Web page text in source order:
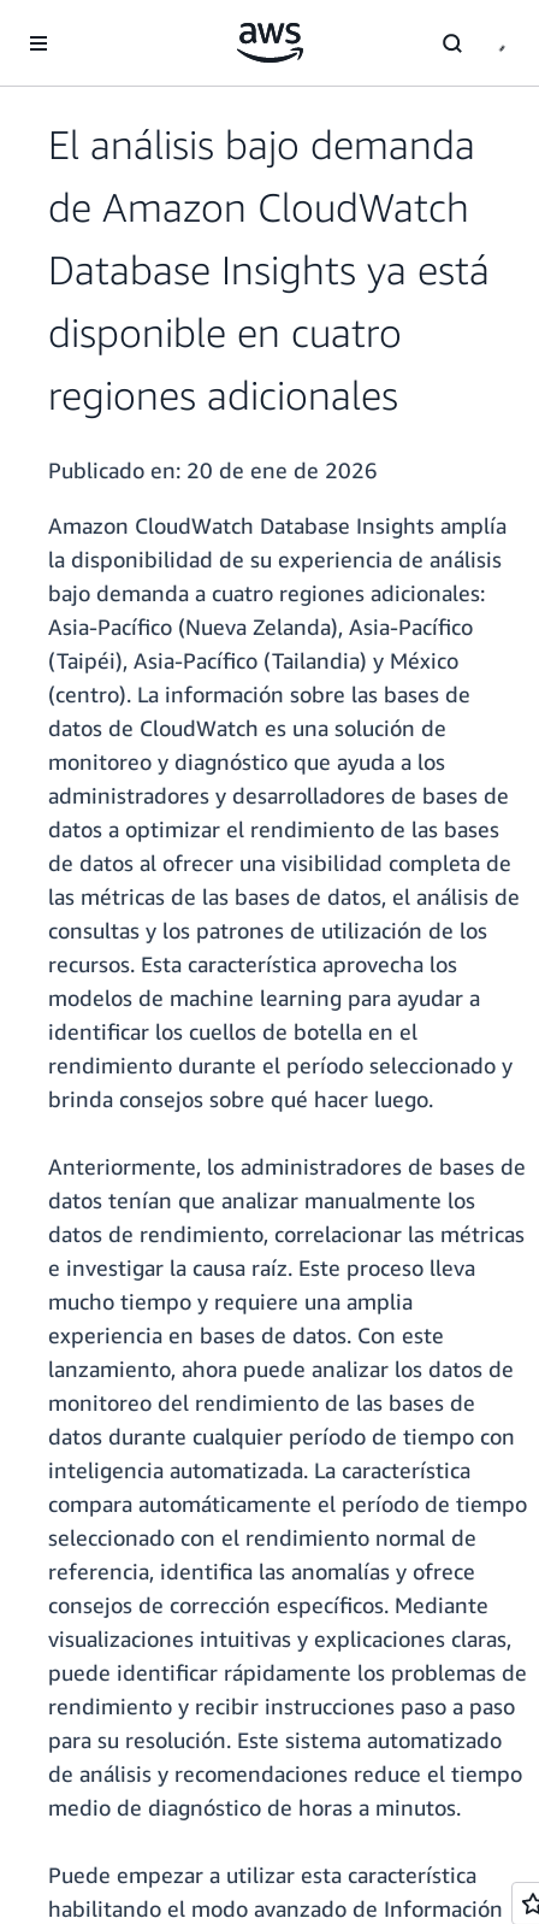
El análisis bajo demanda
de Amazon CloudWatch
Database Insights ya está
disponible en cuatro
regiones adicionales
Publicado en: 20 de ene de 2026
Amazon CloudWatch Database Insights amplía
la disponibilidad de su experiencia de análisis
bajo demanda a cuatro regiones adicionales:
Asia-Pacífico (Nueva Zelanda), Asia-Pacífico
(Taipéi), Asia-Pacífico (Tailandia) y México
(centro). La información sobre las bases de
datos de CloudWatch es una solución de
monitoreo y diagnóstico que ayuda a los
administradores y desarrolladores de bases de
datos a optimizar el rendimiento de las bases
de datos al ofrecer una visibilidad completa de
las métricas de las bases de datos, el análisis de
consultas y los patrones de utilización de los
recursos. Esta característica aprovecha los
modelos de machine learning para ayudar a
identificar los cuellos de botella en el
rendimiento durante el período seleccionado y
brinda consejos sobre qué hacer luego.
Anteriormente, los administradores de bases de
datos tenían que analizar manualmente los
datos de rendimiento, correlacionar las métricas
e investigar la causa raíz. Este proceso lleva
mucho tiempo y requiere una amplia
experiencia en bases de datos. Con este
lanzamiento, ahora puede analizar los datos de
monitoreo del rendimiento de las bases de
datos durante cualquier período de tiempo con
inteligencia automatizada. La característica
compara automáticamente el período de tiempo
seleccionado con el rendimiento normal de
referencia, identifica las anomalías y ofrece
consejos de corrección específicos. Mediante
visualizaciones intuitivas y explicaciones claras,
puede identificar rápidamente los problemas de
rendimiento y recibir instrucciones paso a paso
para su resolución. Este sistema automatizado
de análisis y recomendaciones reduce el tiempo
medio de diagnóstico de horas a minutos.
Puede empezar a utilizar esta característica
habilitando el modo avanzado de Información